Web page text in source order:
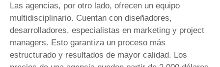
Las agencias, por otro lado, ofrecen un equipo
multidisciplinario. Cuentan con diseñadores,
desarrolladores, especialistas en marketing y project
managers. Esto garantiza un proceso más
estructurado y resultados de mayor calidad. Los